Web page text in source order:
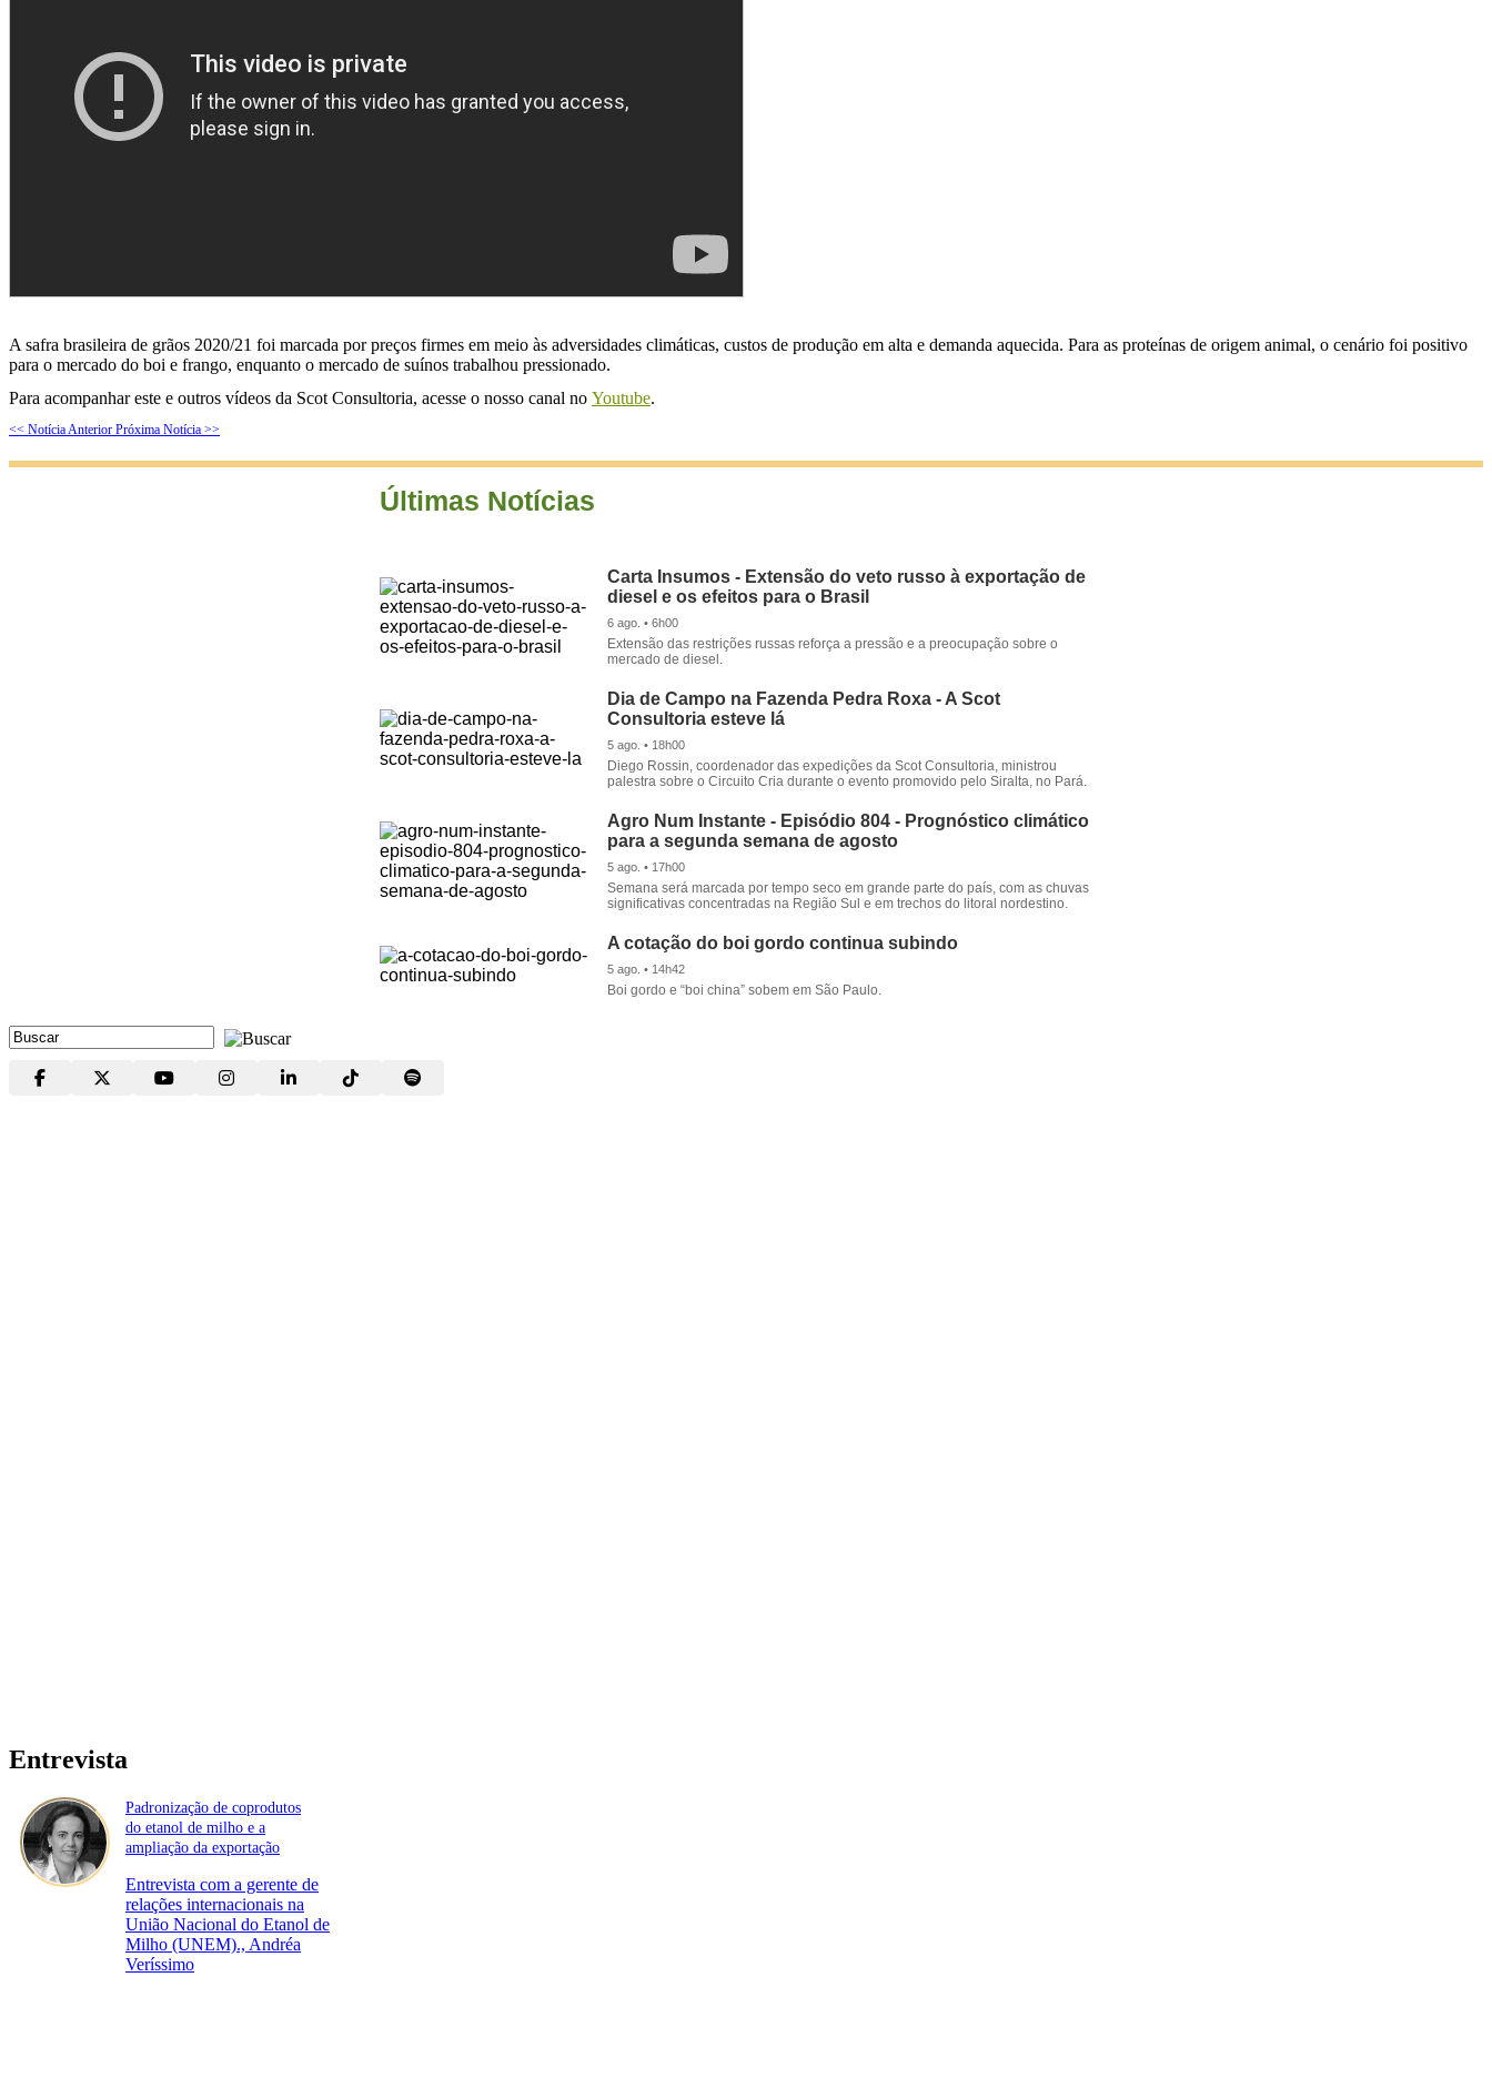
A safra brasileira de grãos 2020/21 foi marcada por preços firmes em meio às adversidades climáticas, custos de produção em alta e demanda aquecida. Para as proteínas de origem animal, o cenário foi positivo
para o mercado do boi e frango, enquanto o mercado de suínos trabalhou pressionado.
Para acompanhar este e outros vídeos da Scot Consultoria, acesse o nosso canal no Youtube.
<< Notícia Anterior Próxima Notícia >>
Últimas Notícias
Carta Insumos - Extensão do veto russo à exportação de
diesel e os efeitos para o Brasil
6 ago. • 6h00
Extensão das restrições russas reforça a pressão e a preocupação sobre o
mercado de diesel.
Dia de Campo na Fazenda Pedra Roxa - A Scot
Consultoria esteve lá
5 ago. • 18h00
Diego Rossin, coordenador das expedições da Scot Consultoria, ministrou
palestra sobre o Circuito Cria durante o evento promovido pelo Siralta, no Pará.
Agro Num Instante - Episódio 804 - Prognóstico climático
para a segunda semana de agosto
5 ago. • 17h00
Semana será marcada por tempo seco em grande parte do país, com as chuvas
significativas concentradas na Região Sul e em trechos do litoral nordestino.
A cotação do boi gordo continua subindo
5 ago. • 14h42
Boi gordo e “boi china” sobem em São Paulo.
Entrevista
Padronização de coprodutos
do etanol de milho e a
ampliação da exportação
Entrevista com a gerente de
relações internacionais na
União Nacional do Etanol de
Milho (UNEM)., Andréa
Veríssimo